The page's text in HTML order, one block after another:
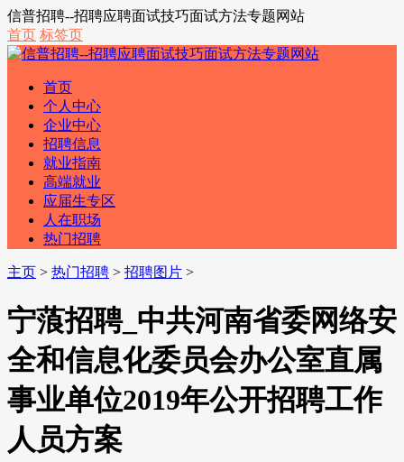
信普招聘--招聘应聘面试技巧面试方法专题网站
首页 标签页
首页
个人中心
企业中心
招聘信息
就业指南
高端就业
应届生专区
人在职场
热门招聘
主页 > 热门招聘 > 招聘图片 >
宁蒗招聘_中共河南省委网络安
全和信息化委员会办公室直属
事业单位2019年公开招聘工作
人员方案